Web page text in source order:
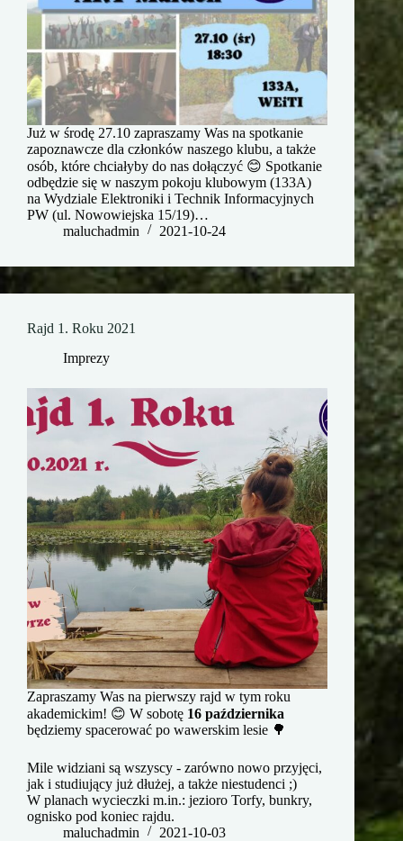
Już w środę 27.10 zapraszamy Was na spotkanie
zapoznawcze dla członków naszego klubu, a także
osób, które chciałyby do nas dołączyć 😊 Spotkanie
odbędzie się w naszym pokoju klubowym (133A)
na Wydziale Elektroniki i Technik Informacyjnych
PW (ul. Nowowiejska 15/19)…
maluchadmin
2021-10-24
Rajd 1. Roku 2021
Imprezy
Zapraszamy Was na pierwszy rajd w tym roku
akademickim! 😊 W sobotę 16 października
będziemy spacerować po wawerskim lesie 🌳
Mile widziani są wszyscy - zarówno nowo przyjęci,
jak i studiujący już dłużej, a także niestudenci ;)
W planach wycieczki m.in.: jezioro Torfy, bunkry,
ognisko pod koniec rajdu.
maluchadmin
2021-10-03